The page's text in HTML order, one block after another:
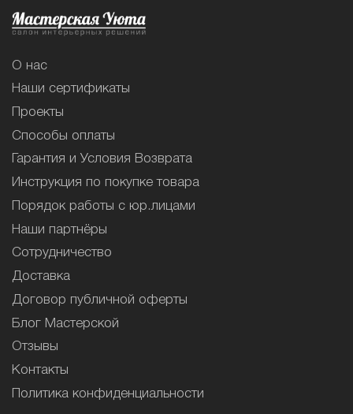
О нас
Наши сертификаты
Проекты
Способы оплаты
Гарантия и Условия Возврата
Инструкция по покупке товара
Порядок работы с юр.лицами
Наши партнёры
Сотрудничество
Доставка
Договор публичной оферты
Блог Мастерской
Отзывы
Контакты
Политика конфиденциальности